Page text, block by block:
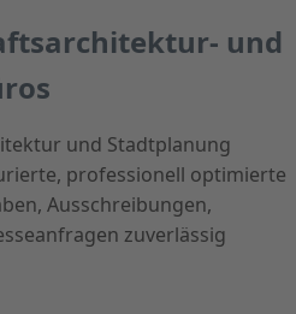
und
und Stadtplanung
professionell optimierte
Ausschreibungen,
zuverlässig